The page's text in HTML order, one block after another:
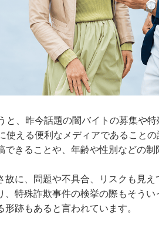
と、昨今話題の闇バイトの募集や
使える便利なメディアであること
できることや、年齢や性別などの制
故に、問題や不具合、リスクも見
、特殊詐欺事件の検挙の際もそう
形跡もあると言われています。